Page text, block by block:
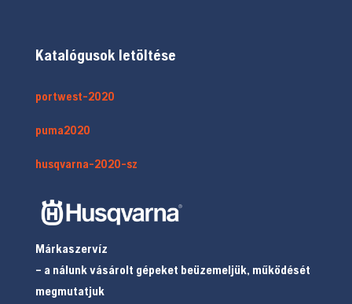
Katalógusok letöltése
portwest-2020
puma2020
husqvarna-2020-sz
Márkaszervíz
– a nálunk vásárolt gépeket beüzemeljük, működését
megmutatjuk